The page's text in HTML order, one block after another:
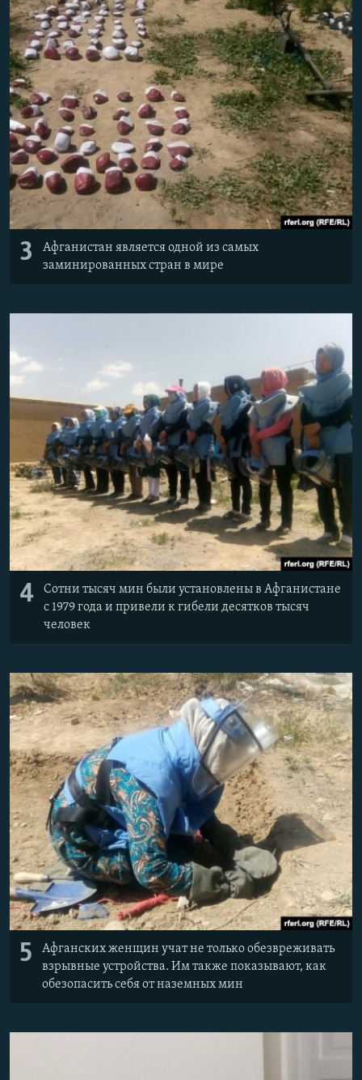
3
Афганистан является одной из самых
заминированных стран в мире
4
Сотни тысяч мин были установлены в Афганистане
с 1979 года и привели к гибели десятков тысяч
человек
5
Афганских женщин учат не только обезвреживать
взрывные устройства. Им также показывают, как
обезопасить себя от наземных мин